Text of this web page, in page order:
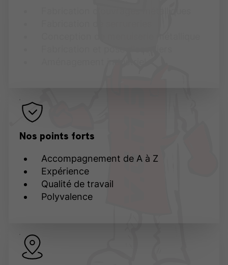
Nos points forts
Accompagnement de A à Z
Expérience
Qualité de travail
Polyvalence